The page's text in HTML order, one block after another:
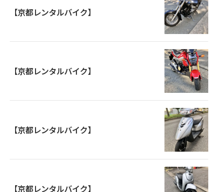
【京都レンタルバイク】
【京都レンタルバイク】
【京都レンタルバイク】
【京都レンタルバイク】